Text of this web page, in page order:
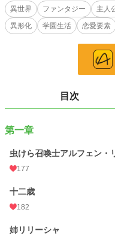
ースガルズ召喚学園』に通うこと
学園でも蔑まれるアルフェン。
フェンと同じ最底辺の仲間たち。
これは、全てを失う少年が最強
ファンタジー 3,519 位 / 53,284
お気に入り
24h.ポイント 28 pt
文字数
更新日時
初回公開日時
初回完結日時 2025.02.25 22:04
異世界
ファンタジー 主人
異形化
学園生活 恋愛要素
目次
第一章
虫けら召喚士アルフェン・
177
十二歳
182
姉リリーシャ